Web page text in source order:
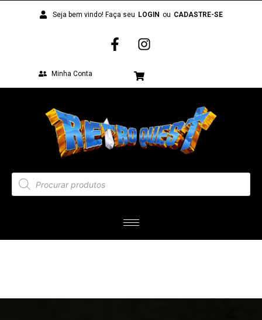
Seja bem vindo! Faça seu LOGIN ou CADASTRE-SE
Minha Conta